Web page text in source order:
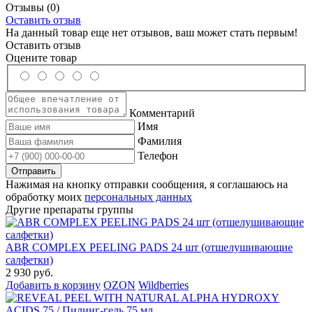
Отзывы (0)
Оставить отзыв
На данный товар еще нет отзывов, ваш может стать первым!
Оставить отзыв
Оцените товар
Комментарий
Имя
Фамилия
Телефон
Нажимая на кнопку отправки сообщения, я соглашаюсь на
обработку моих персональных данных
Другие препараты группы
ABR COMPLEX PEELING PADS 24 шт (отшелушивающие
салфетки)
2 930 руб.
Добавить в корзину OZON Wildberries